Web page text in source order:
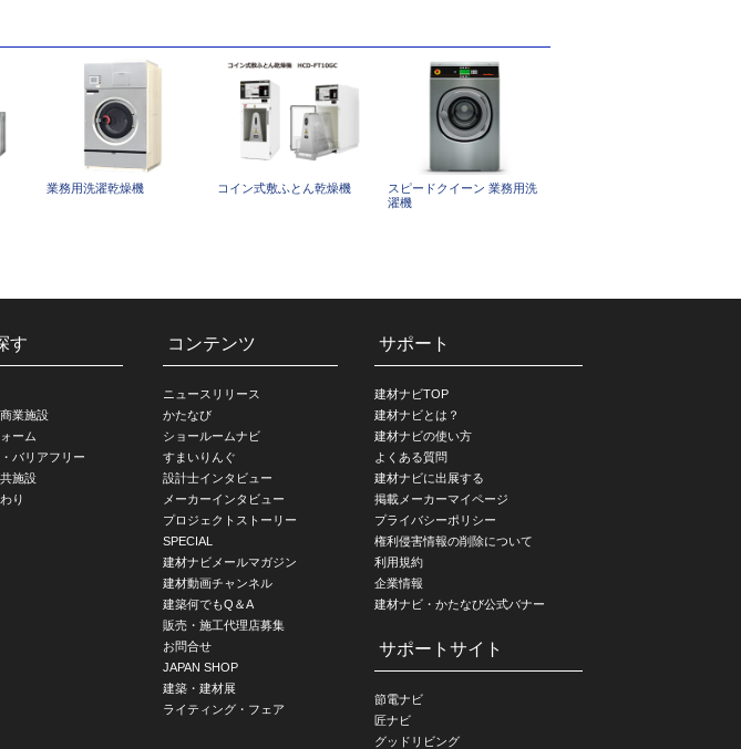
業務用洗濯乾燥機 コイン式敷ふとん乾燥機
スピードクイーン 業務用洗
濯機
す
業施設
ーム
バリアフリー
施設
り
コンテンツ
ニュースリリース
かたなび
ショールームナビ
すまいりんぐ
設計士インタビュー
メーカーインタビュー
プロジェクトストーリー
SPECIAL
建材ナビメールマガジン
建材動画チャンネル
建築何でもQ＆A
販売・施工代理店募集
お問合せ
JAPAN SHOP
建築・建材展
ライティング・フェア
サポート
建材ナビTOP
建材ナビとは？
建材ナビの使い方
よくある質問
建材ナビに出展する
掲載メーカーマイページ
プライバシーポリシー
権利侵害情報の削除について
利用規約
企業情報
建材ナビ・かたなび公式バナー
サポートサイト
節電ナビ
匠ナビ
グッドリビング